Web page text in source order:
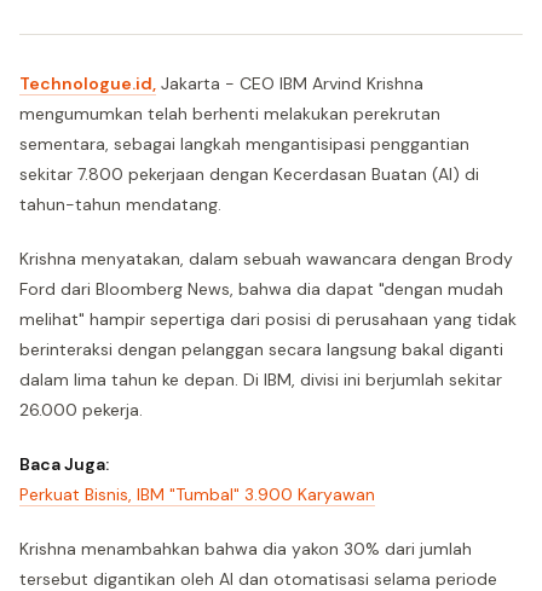
Technologue.id, Jakarta - CEO IBM Arvind Krishna
mengumumkan telah berhenti melakukan perekrutan
sementara, sebagai langkah mengantisipasi penggantian
sekitar 7.800 pekerjaan dengan Kecerdasan Buatan (AI) di
tahun-tahun mendatang.
Krishna menyatakan, dalam sebuah wawancara dengan Brody
Ford dari Bloomberg News, bahwa dia dapat "dengan mudah
melihat" hampir sepertiga dari posisi di perusahaan yang tidak
berinteraksi dengan pelanggan secara langsung bakal diganti
dalam lima tahun ke depan. Di IBM, divisi ini berjumlah sekitar
26.000 pekerja.
Baca Juga:
Perkuat Bisnis, IBM "Tumbal" 3.900 Karyawan
Krishna menambahkan bahwa dia yakon 30% dari jumlah
tersebut digantikan oleh AI dan otomatisasi selama periode